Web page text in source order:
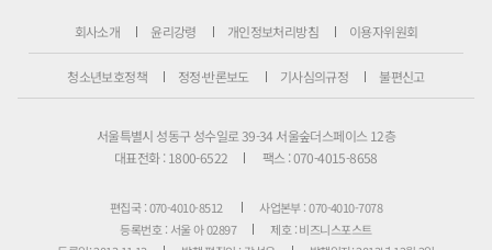
회사소개 윤리강령 개인정보처리방침 이용자위원회
청소년보호정책 정정·반론보도 기사심의규정 불편신고
서울특별시 성동구 성수일로 39-34 서울숲더스페이스 12층
대표전화 : 1800-6522
팩스 : 070-4015-8658
편집국 : 070-4010-8512
사업본부 : 070-4010-7078
등록번호 : 서울 아 02897
제호 : 비즈니스포스트